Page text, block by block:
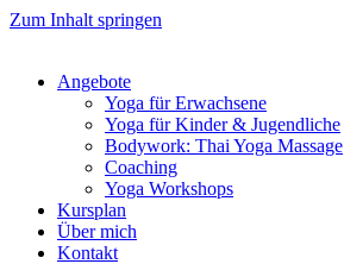
Zum Inhalt springen
Angebote
Yoga für Erwachsene
Yoga für Kinder & Jugendliche
Bodywork: Thai Yoga Massage
Coaching
Yoga Workshops
Kursplan
Über mich
Kontakt